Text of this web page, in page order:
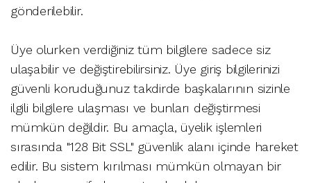
gönderilebilir.
Üye olurken verdiğiniz tüm bilgilere sadece siz
ulaşabilir ve değiştirebilirsiniz. Üye giriş bilgilerinizi
güvenli koruduğunuz takdirde başkalarının sizinle
ilgili bilgilere ulaşması ve bunları değiştirmesi
mümkün değildir. Bu amaçla, üyelik işlemleri
sırasında "128 Bit SSL" güvenlik alanı içinde hareket
edilir. Bu sistem kırılması mümkün olmayan bir